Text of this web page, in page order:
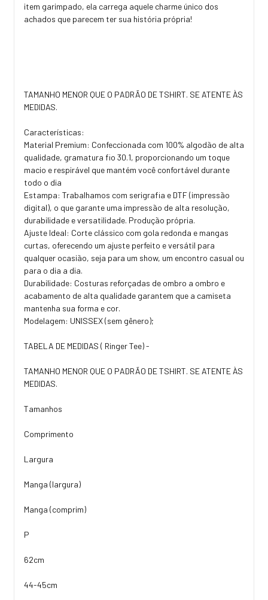
item garimpado, ela carrega aquele charme único dos
achados que parecem ter sua história própria!
TAMANHO MENOR QUE O PADRÃO DE TSHIRT. SE ATENTE ÀS
MEDIDAS.
Características:
Material Premium: Confeccionada com 100% algodão de alta
qualidade, gramatura fio 30.1, proporcionando um toque
macio e respirável que mantém você confortável durante
todo o dia
Estampa: Trabalhamos com serigrafia e DTF (impressão
digital), o que garante uma impressão de alta resolução,
durabilidade e versatilidade. Produção própria.
Ajuste Ideal: Corte clássico com gola redonda e mangas
curtas, oferecendo um ajuste perfeito e versátil para
qualquer ocasião, seja para um show, um encontro casual ou
para o dia a dia.
Durabilidade: Costuras reforçadas de ombro a ombro e
acabamento de alta qualidade garantem que a camiseta
mantenha sua forma e cor.
Modelagem: UNISSEX (sem gênero);
TABELA DE MEDIDAS ( Ringer Tee) -
TAMANHO MENOR QUE O PADRÃO DE TSHIRT. SE ATENTE ÀS
MEDIDAS.
Tamanhos
Comprimento
Largura
Manga (largura)
Manga (comprim)
P
62cm
44-45cm